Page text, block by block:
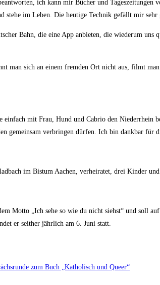
ich kann mir Bücher und
stehe im Leben. Die heutige Technik gefällt mir sehr
Bahn, die eine App anbieten, die wiederum
man sich an einem fremden Ort nicht aus, filmt
mit Frau, Hund und Cabrio den Niederrhein
gemeinsam verbringen dürfen. Ich bin dankbar für
im Bistum Aachen, verheiratet, drei Kinder
Motto „Ich sehe so wie du nicht siehst“ und soll
er seither jährlich am 6. Juni statt.